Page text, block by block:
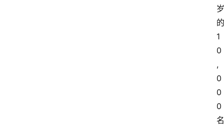
岁
的
1
0
,
0
0
0
名